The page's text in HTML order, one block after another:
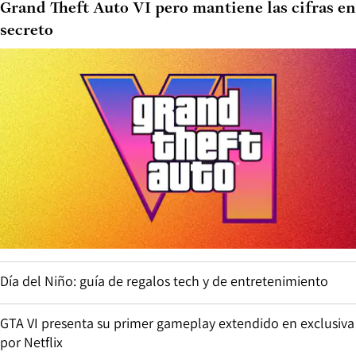
Grand Theft Auto VI pero mantiene las cifras en
secreto
Día del Niño: guía de regalos tech y de entretenimiento
GTA VI presenta su primer gameplay extendido en exclusiva
por Netflix